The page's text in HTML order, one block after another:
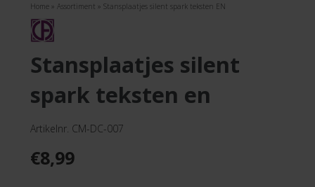
Home » Assortiment » Stansplaatjes silent spark teksten EN
stansplaatjes silent
spark teksten en
Artikelnr. CM-DC-007
€8,99